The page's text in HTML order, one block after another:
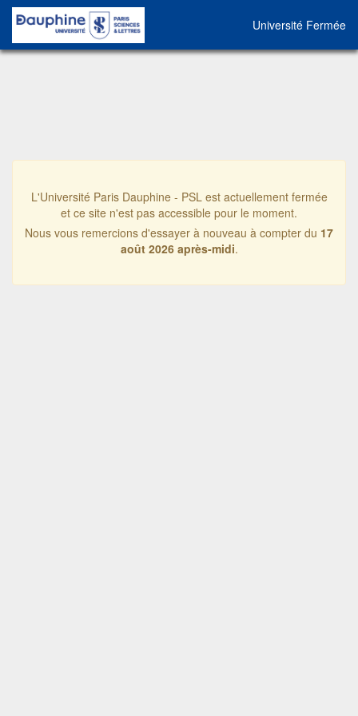
Université Fermée
L'Université Paris Dauphine - PSL est actuellement fermée
et ce site n'est pas accessible pour le moment.
Nous vous remercions d'essayer à nouveau à compter du 17
août 2026 après-midi.